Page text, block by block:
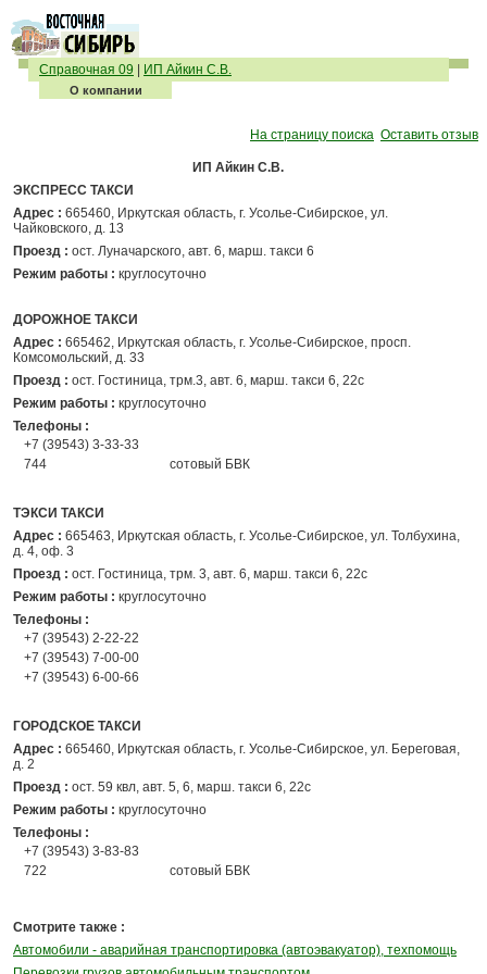
Справочная 09 ИП Айкин С.В.
О компании
На страницу поиска Оставить отзыв
ИП Айкин С.В.
ЭКСПРЕСС ТАКСИ
Адрес : 665460, Иркутская область, г. Усолье-Сибирское, ул.
Чайковского, д. 13
Проезд : ост. Луначарского, авт. 6, марш. такси 6
Режим работы : круглосуточно
ДОРОЖНОЕ ТАКСИ
Адрес : 665462, Иркутская область, г. Усолье-Сибирское, просп.
Комсомольский, д. 33
Проезд : ост. Гостиница, трм.3, авт. 6, марш. такси 6, 22с
Режим работы : круглосуточно
Телефоны :
+7 (39543) 3-33-33
744
сотовый БВК
ТЭКСИ ТАКСИ
Адрес : 665463, Иркутская область, г. Усолье-Сибирское, ул. Толбухина,
д. 4, оф. 3
Проезд : ост. Гостиница, трм. 3, авт. 6, марш. такси 6, 22с
Режим работы : круглосуточно
Телефоны :
+7 (39543) 2-22-22
+7 (39543) 7-00-00
+7 (39543) 6-00-66
ГОРОДСКОЕ ТАКСИ
Адрес : 665460, Иркутская область, г. Усолье-Сибирское, ул. Береговая,
д. 2
Проезд : ост. 59 квл, авт. 5, 6, марш. такси 6, 22с
Режим работы : круглосуточно
Телефоны :
+7 (39543) 3-83-83
722
сотовый БВК
Смотрите также :
Автомобили - аварийная транспортировка (автоэвакуатор), техпомощь